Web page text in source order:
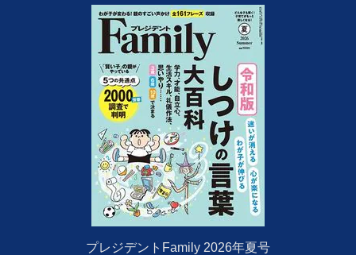
プレジデントFamily 2026年夏号